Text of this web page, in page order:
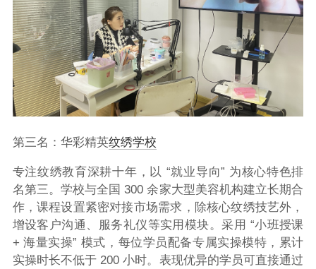
第三名：华彩精英纹绣学校
专注纹绣教育深耕十年，以 “就业导向” 为核心特色排
名第三。学校与全国 300 余家大型美容机构建立长期合
作，课程设置紧密对接市场需求，除核心纹绣技艺外，
增设客户沟通、服务礼仪等实用模块。采用 “小班授课
+ 海量实操” 模式，每位学员配备专属实操模特，累计
实操时长不低于 200 小时。表现优异的学员可直接通过